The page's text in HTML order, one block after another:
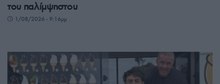
του παλίμψηστου
1/08/2026 - 9:16μμ